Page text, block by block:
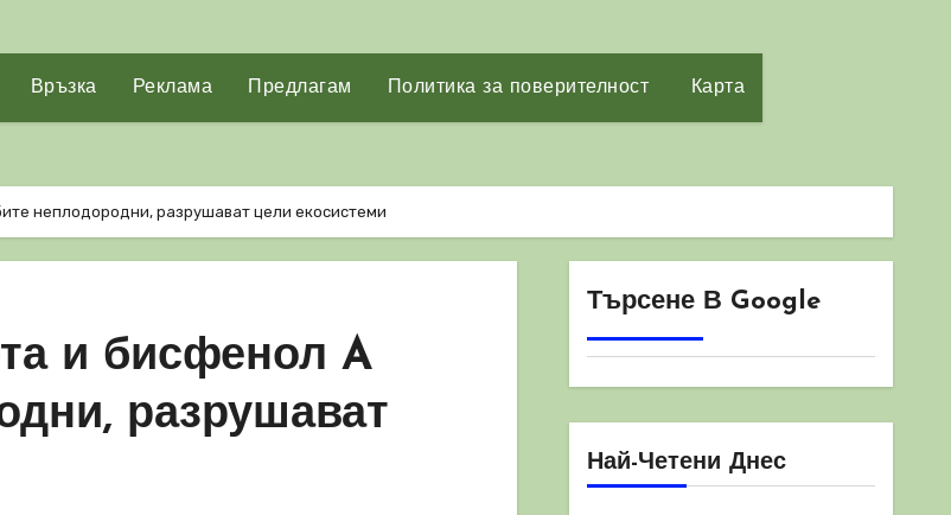
Връзка Реклама Предлагам Политика за поверителност Карта
неплодородни, разрушават цели екосистеми
и бисфенол A
разрушават
Търсене В Google
Най-Четени Днес